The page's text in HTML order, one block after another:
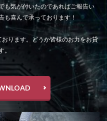
も気が付いたのであればご報告い
も喜んで承っております！
ります。どうか皆様のお力をお貸
。